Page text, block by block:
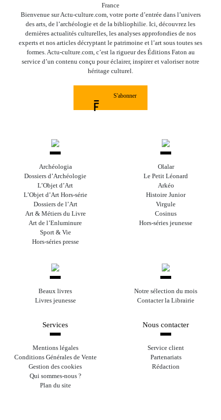
France
Bienvenue sur Actu-culture.com, votre porte d’entrée dans l’univers
des arts, de l’archéologie et de la bibliophilie. Ici, découvrez les
dernières actualités culturelles, les analyses approfondies de nos
experts et nos articles décryptant le patrimoine et l’art sous toutes ses
formes. Actu-culture.com, c’est la rigueur des Éditions Faton au
service d’un contenu conçu pour éclairer, inspirer et valoriser notre
héritage culturel.
S'abonner
Archéologia
Dossiers d’Archéologie
L’Objet d’Art
L’Objet d’Art Hors-série
Dossiers de l’Art
Art & Métiers du Livre
Art de l’Enluminure
Sport & Vie
Hors-séries presse
Olalar
Le Petit Léonard
Arkéo
Histoire Junior
Virgule
Cosinus
Hors-séries jeunesse
Beaux livres
Livres jeunesse
Notre sélection du mois
Contacter la Librairie
Services
Mentions légales
Conditions Générales de Vente
Gestion des cookies
Qui sommes-nous ?
Plan du site
Nous contacter
Service client
Partenariats
Rédaction